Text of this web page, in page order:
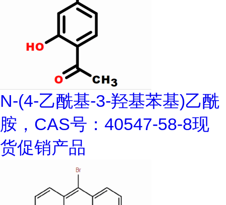
N-(4-乙酰基-3-羟基苯基)乙酰
胺，CAS号：40547-58-8现
货促销产品